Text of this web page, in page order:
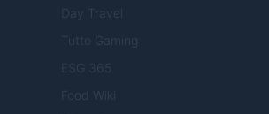
Day Travel
Tutto Gaming
ESG 365
Food Wiki